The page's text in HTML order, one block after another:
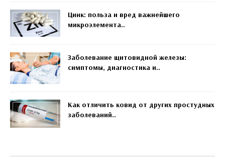
Цинк: польза и вред важнейшего
микроэлемента..
Заболевание щитовидной железы:
симптомы, диагностика и..
Как отличить ковид от других простудных
заболеваний..